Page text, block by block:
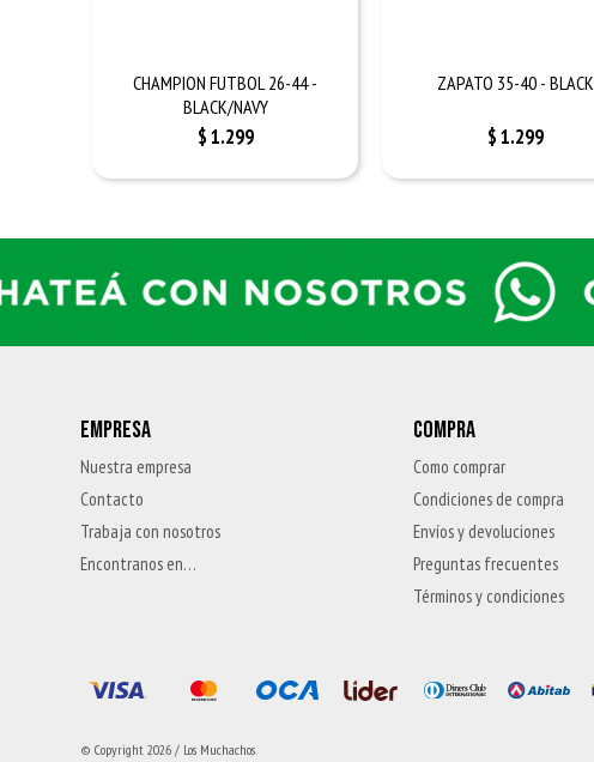
CHAMPION FUTBOL 26-44 -
BLACK/NAVY
$1.299
ZAPATO 35-40 - BLACK
$1.299
EMPRESA
Nuestra empresa
Contacto
Trabaja con nosotros
Encontranos en…
COMPRA
Como comprar
Condiciones de compra
Envíos y devoluciones
Preguntas frecuentes
Términos y condiciones
© Copyright 2026 / Los Muchachos